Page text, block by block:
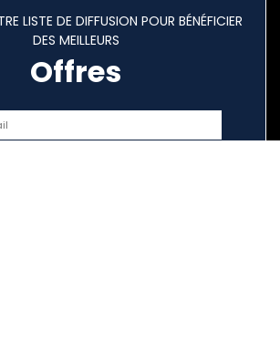
LISTE DE DIFFUSION POUR BÉNÉFICIER
DES MEILLEURS
Offres